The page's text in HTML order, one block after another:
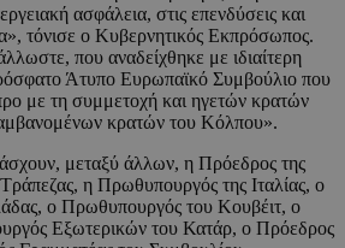
ασφάλεια, στις επενδύσεις και
τόνισε ο Κυβερνητικός Εκπρόσωπος.
που αναδείχθηκε με ιδιαίτερη
Άτυπο Ευρωπαϊκό Συμβούλιο που
με τη συμμετοχή και ηγετών κρατών
κρατών του Κόλπου».
μεταξύ άλλων, η Πρόεδρος της
η Πρωθυπουργός της Ιταλίας, ο
ο Πρωθυπουργός του Κουβέιτ, ο
Εξωτερικών του Κατάρ, ο Πρόεδρος